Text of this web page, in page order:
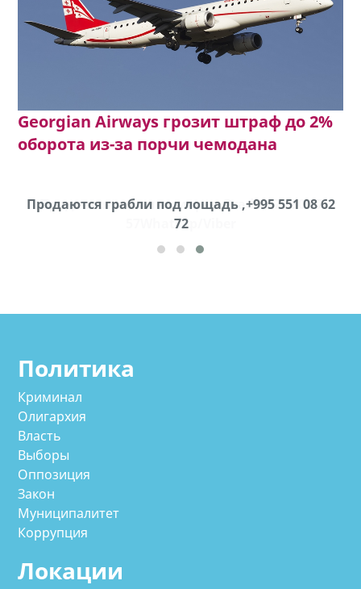
Georgian Airways грозит штраф до 2%
оборота из-за порчи чемодана
Продаются грабли под лощадь ,+995 551 08 62
72
Политика
Криминал
Олигархия
Власть
Выборы
Оппозиция
Закон
Муниципалитет
Коррупция
Локации